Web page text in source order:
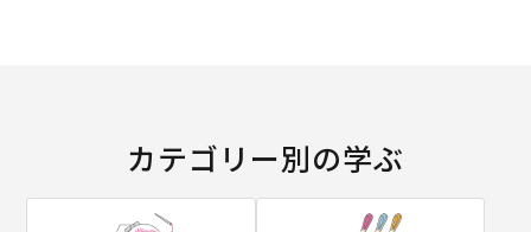
カテゴリー別の学ぶ